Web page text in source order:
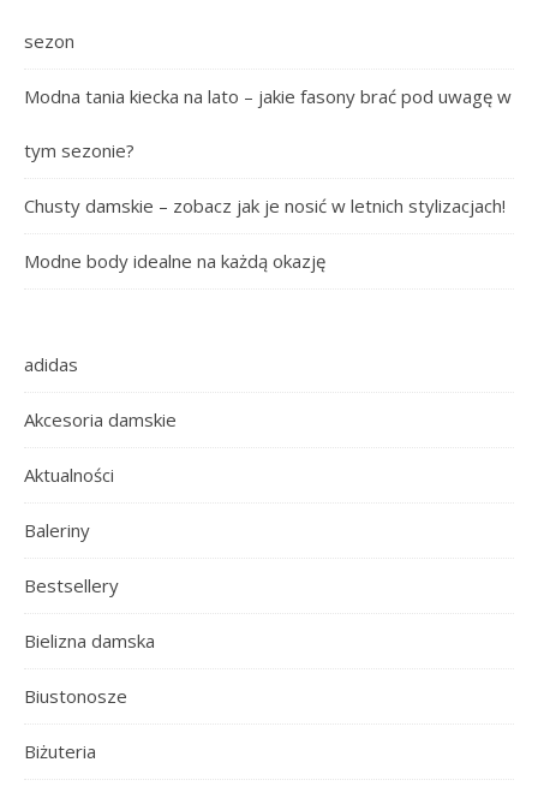
sezon
Modna tania kiecka na lato – jakie fasony brać pod uwagę w
tym sezonie?
Chusty damskie – zobacz jak je nosić w letnich stylizacjach!
Modne body idealne na każdą okazję
adidas
Akcesoria damskie
Aktualności
Baleriny
Bestsellery
Bielizna damska
Biustonosze
Biżuteria